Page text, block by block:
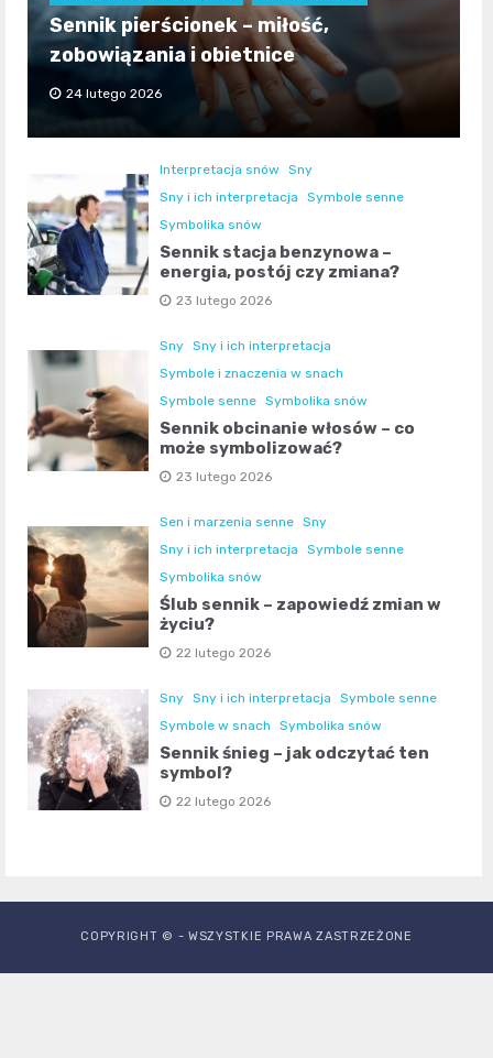
Sennik pierścionek – miłość,
zobowiązania i obietnice
24 lutego 2026
Interpretacja snów
Sny
Sny i ich interpretacja
Symbole senne
Symbolika snów
Sennik stacja benzynowa –
energia, postój czy zmiana?
23 lutego 2026
Sny Sny i ich interpretacja
Symbole i znaczenia w snach
Symbole senne Symbolika snów
Sennik obcinanie włosów – co
może symbolizować?
23 lutego 2026
Sen i marzenia senne Sny
Sny i ich interpretacja
Symbole senne
Symbolika snów
Ślub sennik – zapowiedź zmian w
życiu?
22 lutego 2026
Sny Sny i ich interpretacja
Symbole senne
Symbole w snach
Symbolika snów
Sennik śnieg – jak odczytać ten
symbol?
22 lutego 2026
COPYRIGHT © - WSZYSTKIE PRAWA ZASTRZEŻONE